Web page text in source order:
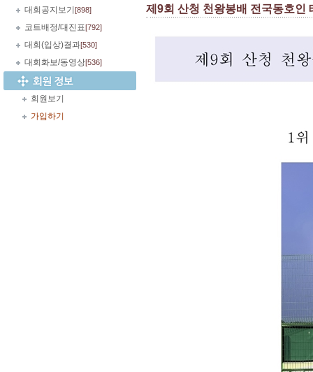
대회공지보기 [898]
코트배정/대진표[792]
대회(입상)결과[530]
대회화보/동영상[536]
회원보기
가입하기
제9회 산청 천왕봉배 전국동호인